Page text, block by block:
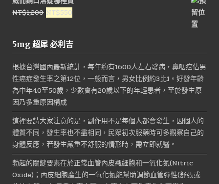
格：
NT$3,500。
NT$1,200 原
格：
NT$550
格：
5mg 超犀 必利吉
根據台灣國內最新統計，每年約有1600人左右發病，鼻咽癌佔男
性癌症發生率之第12位，一般而言，男女比例約3比1。好發年齡
為中年40至50歲，少數會有20歲以下的年輕患者，至於發生原
因乃多重原因構成
這裡要請大家注意的是，副作用不是每個人都會發生，因個人的
體質不同，發生率也不盡相同，民眾初次服藥時可多觀察自己的
身體反應，若發生嚴重不舒服的情形時，需立即就醫。
勃起的關鍵要素在於正常血管內皮襯細胞和一氧化氮(Nitric
Oxide)；內皮細胞產生的一氧化氮能幫助調節血管彈性(舒張或